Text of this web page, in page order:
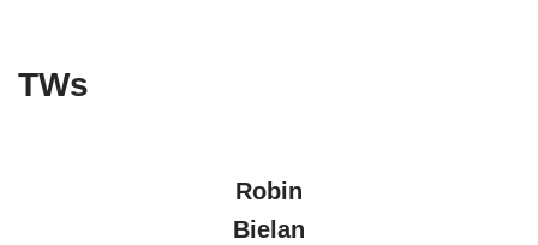
TWs
Robin
Bielan